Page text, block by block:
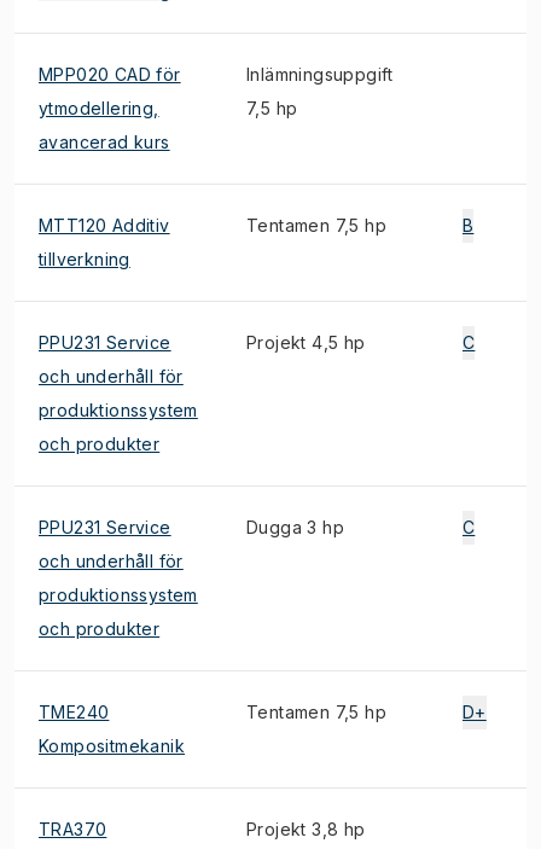
MPP020 CAD för
ytmodellering,
avancerad kurs
Inlämningsuppgift
7,5 hp
MTT120 Additiv
tillverkning
Tentamen 7,5 hp B
PPU231 Service
och underhåll för
produktionssystem
och produkter
Projekt 4,5 hp C
PPU231 Service
och underhåll för
produktionssystem
och produkter
Dugga 3 hp C
TME240
Kompositmekanik
Tentamen 7,5 hp D+
TRA370 Projekt 3,8 hp